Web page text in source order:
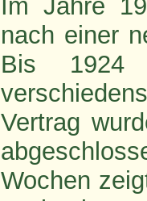
Im Jahre
nach einer
Bis 1924
Vertrag
Wochen